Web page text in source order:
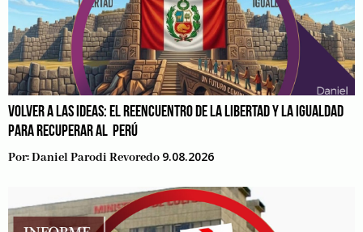
VOLVER A LAS IDEAS: EL REENCUENTRO DE LA LIBERTAD Y LA IGUALDAD
PARA RECUPERAR AL PERÚ
Por:Daniel Parodi Revoredo 9.08.2026